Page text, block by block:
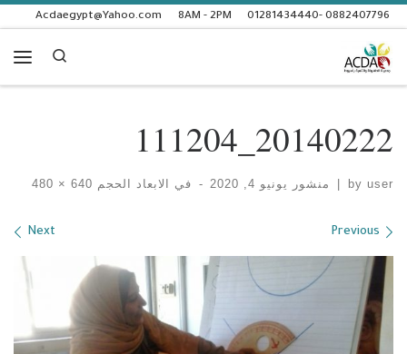
Skip to content
0882407796 -01281434440
8AM - 2PM
Acdaegypt@Yahoo.com
Search
20140222_111204
by user منشور يونيو 4, 2020 - في الابعاد الحجم
Images navigation
Previous
Next